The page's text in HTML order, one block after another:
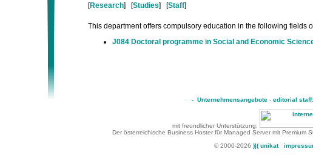
[Research] [Studies] [Staff]
This department offers compulsory education in the following fields
J084 Doctoral programme in Social and Economic
- Unternehmensangebote - editorial staff
mit freundlicher Unterstützung:
Der österreichische Business Hoster für Managed Server mit Premium
© 2000-2026 )|( unikat